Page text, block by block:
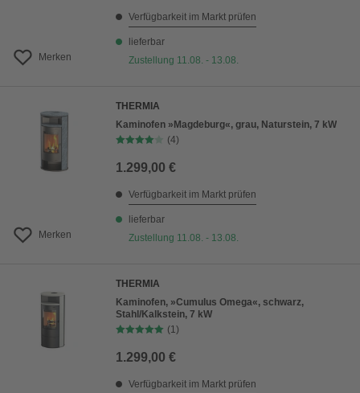
Merken
Verfügbarkeit im Markt prüfen
lieferbar
Zustellung 11.08. - 13.08.
Merken
THERMIA
Kaminofen »Magdeburg«, grau, Naturstein, 7 kW
(4)
1.299,00 €
Verfügbarkeit im Markt prüfen
lieferbar
Zustellung 11.08. - 13.08.
THERMIA
Kaminofen, »Cumulus Omega«, schwarz,
Stahl/Kalkstein, 7 kW
(1)
1.299,00 €
Verfügbarkeit im Markt prüfen